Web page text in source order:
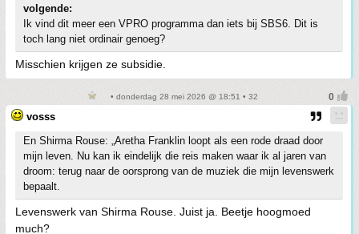
volgende:
Ik vind dit meer een VPRO programma dan iets bij SBS6. Dit is
toch lang niet ordinair genoeg?
Misschien krijgen ze subsidie.
• donderdag 28 mei 2026 @ 18:51 • 32
vosss
En Shirma Rouse: „Aretha Franklin loopt als een rode draad door
mijn leven. Nu kan ik eindelijk die reis maken waar ik al jaren van
droom: terug naar de oorsprong van de muziek die mijn levenswerk
bepaalt.
Levenswerk van Shirma Rouse. Juist ja. Beetje hoogmoed
much?